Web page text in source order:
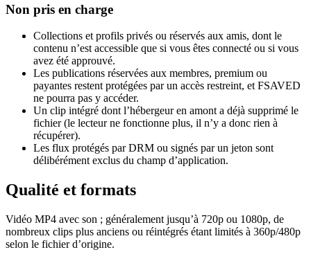
Non pris en charge
Collections et profils privés ou réservés aux amis, dont le
contenu n’est accessible que si vous êtes connecté ou si vous
avez été approuvé.
Les publications réservées aux membres, premium ou
payantes restent protégées par un accès restreint, et FSAVED
ne pourra pas y accéder.
Un clip intégré dont l’hébergeur en amont a déjà supprimé le
fichier (le lecteur ne fonctionne plus, il n’y a donc rien à
récupérer).
Les flux protégés par DRM ou signés par un jeton sont
délibérément exclus du champ d’application.
Qualité et formats
Vidéo MP4 avec son ; généralement jusqu’à 720p ou 1080p, de
nombreux clips plus anciens ou réintégrés étant limités à 360p/480p
selon le fichier d’origine.